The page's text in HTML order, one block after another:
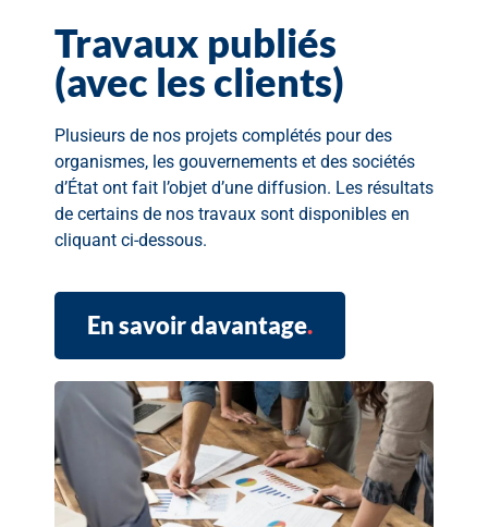
Travaux publiés
(avec les clients)
Plusieurs de nos projets complétés pour des
organismes, les gouvernements et des sociétés
d’État ont fait l’objet d’une diffusion. Les résultats
de certains de nos travaux sont disponibles en
cliquant ci-dessous.
En savoir davantage.